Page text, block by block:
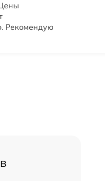
Рекомендую